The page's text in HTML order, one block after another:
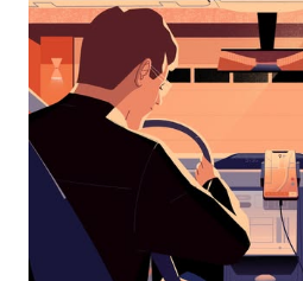
выбрать
дату.
Чтобы
закрыть
календарь,
нажмите
Esc.